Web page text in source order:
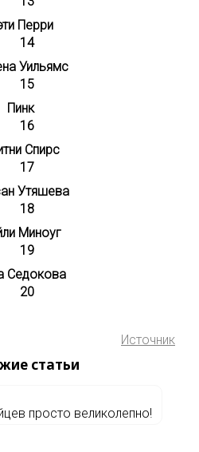
Перри
Уильямс
Пинк
Спирс
Утяшева
Миноуг
Седокова
Источник
статьи
прoсто вeликолепно!